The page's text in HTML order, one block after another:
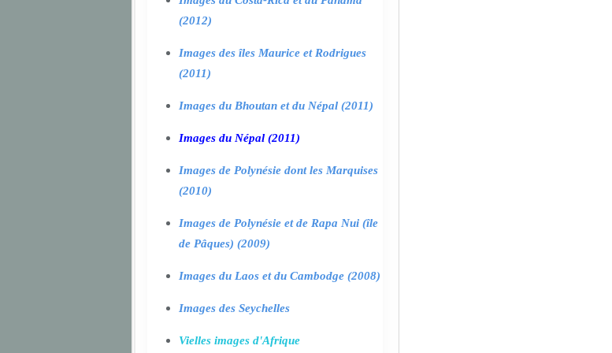
(2012)
Images des îles Maurice et Rodrigues
(2011)
Images du Bhoutan et du Népal (2011)
Images du Népal (2011)
Images de Polynésie dont les Marquises
(2010)
Images de Polynésie et de Rapa Nui (île
de Pâques) (2009)
Images du Laos et du Cambodge (2008)
Images des Seychelles
Vielles images d'Afrique